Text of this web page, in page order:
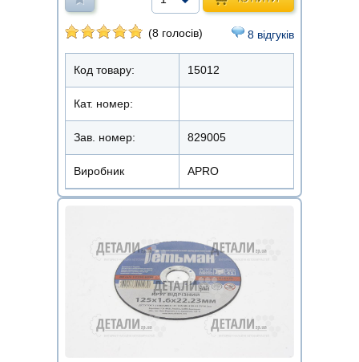
(8 голосів) 8 відгуків
Код товару: 15012
Кат. номер:
Зав. номер: 829005
Виробник APRO